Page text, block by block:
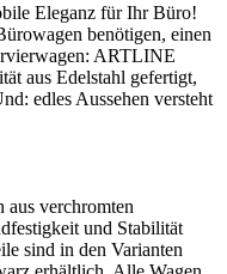
Eleganz für Ihr Büro!
benötigen, einen
ARTLINE
aus Edelstahl gefertigt,
edles Aussehen versteht
aus verchromten
und Stabilität
sind in den Varianten